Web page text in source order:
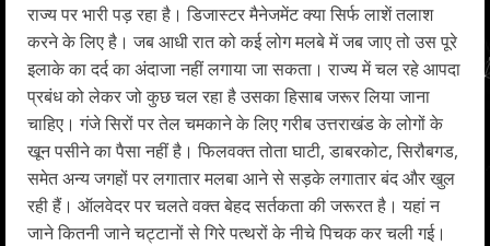
राज्य पर भारी पड़ रहा है। डिजास्टर मैनेजमेंट क्या सिर्फ लाशें तलाश
करने के लिए है। जब आधी रात को कई लोग मलबे में जब जाए तो उस पूरे
इलाके का दर्द का अंदाजा नहीं लगाया जा सकता। राज्य में चल रहे आपदा
प्रबंध को लेकर जो कुछ चल रहा है उसका हिसाब जरूर लिया जाना
चाहिए। गंजे सिरों पर तेल चमकाने के लिए गरीब उत्तराखंड के लोगों के
खून पसीने का पैसा नहीं है। फिलवक्त तोता घाटी, डाबरकोट, सिरौबगड,
समेत अन्य जगहों पर लगातार मलबा आने से सड़के लगातार बंद और खुल
रही हैं। ऑलवेदर पर चलते वक्त बेहद सर्तकता की जरूरत है। यहां न
जाने कितनी जाने चट्टानों से गिरे पत्थरों के नीचे पिचक कर चली गई।